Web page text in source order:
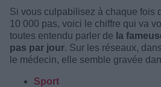
Si vous culpabilisez à chaque fois
10 000 pas, voici le chiffre qui va
toutes entendu parler de la
pas par jour. Sur les réseaux,
le médecin, elle semble gravée
Sport